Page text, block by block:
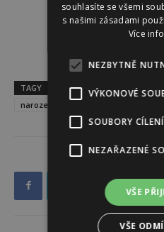
TAGY film Herečka
narozeniny
souhlasíte se všemi
s našimi zásadami
Více
NEZBYTNĚ
VÝKONOVÉ
SOUBORY CÍLENÍ
NEZAŘAZENÉ
VŠE
VŠE